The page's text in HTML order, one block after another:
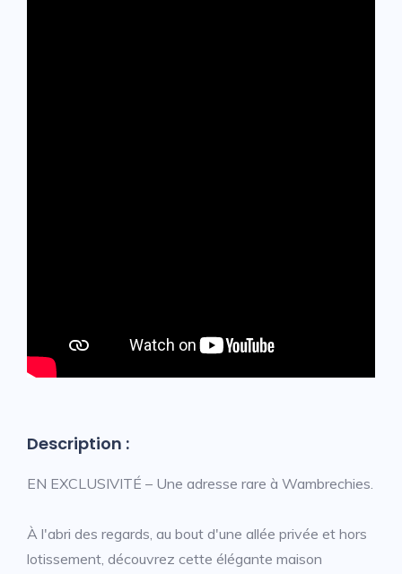
Description :
EN EXCLUSIVITÉ – Une adresse rare à Wambrechies.
À l'abri des regards, au bout d'une allée privée et hors
lotissement, découvrez cette élégante maison